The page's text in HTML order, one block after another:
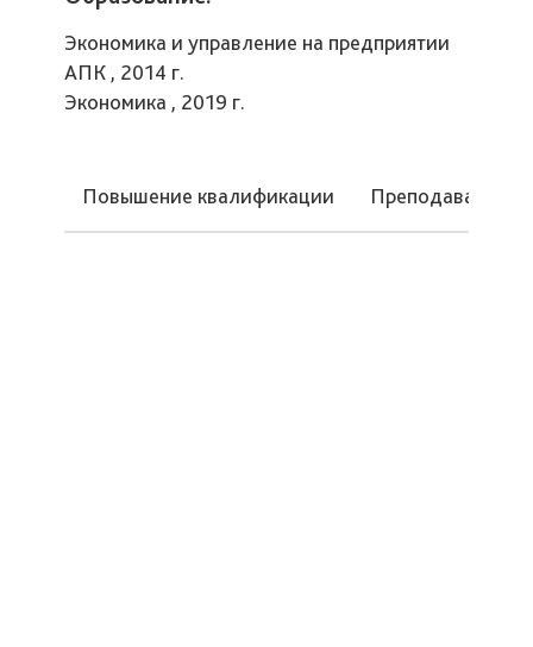
Экономика и управление на предприятии
АПК , 2014 г.
Экономика , 2019 г.
Повышение квалификации Преподаваемые